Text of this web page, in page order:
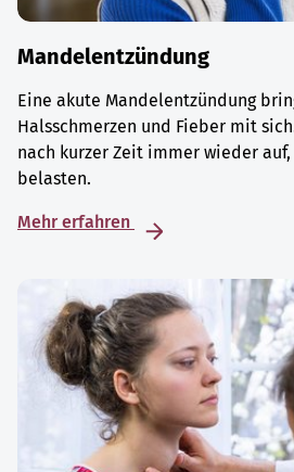
Mandelentzündung
Eine akute Mandelentzündung
Halsschmerzen und Fieber mit
nach kurzer Zeit immer wieder
belasten.
Mehr erfahren